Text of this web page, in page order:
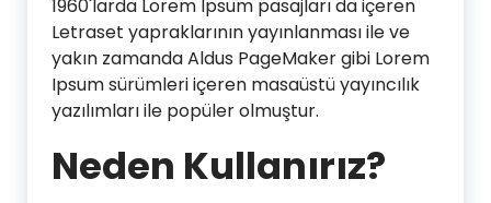
1960'larda Lorem Ipsum pasajları da içeren
Letraset yapraklarının yayınlanması ile ve
yakın zamanda Aldus PageMaker gibi Lorem
Ipsum sürümleri içeren masaüstü yayıncılık
yazılımları ile popüler olmuştur.
Neden Kullanırız?